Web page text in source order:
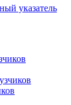
указатель